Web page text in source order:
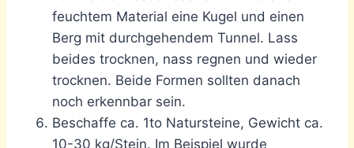
feuchtem Material eine Kugel und einen
Berg mit durchgehendem Tunnel. Lass
beides trocknen, nass regnen und wieder
trocknen. Beide Formen sollten danach
noch erkennbar sein.
Beschaffe ca. 1to Natursteine, Gewicht ca.
10-30 kg/Stein. Im Beispiel wurde